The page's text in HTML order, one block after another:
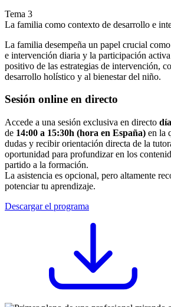
Tema 3
La familia como contexto de desarrollo e
La familia desempeña un papel crucial
e intervención diaria y la participación
positivo de las estrategias de intervención,
desarrollo holístico y al bienestar del niño.
Sesión online en directo
Accede a una sesión exclusiva en directo
de 14:00 a 15:30h (hora en España) en la
dudas y recibir orientación directa de la
oportunidad para profundizar en los
partido a la formación.
La asistencia es opcional, pero altamente
potenciar tu aprendizaje.
Descargar el programa